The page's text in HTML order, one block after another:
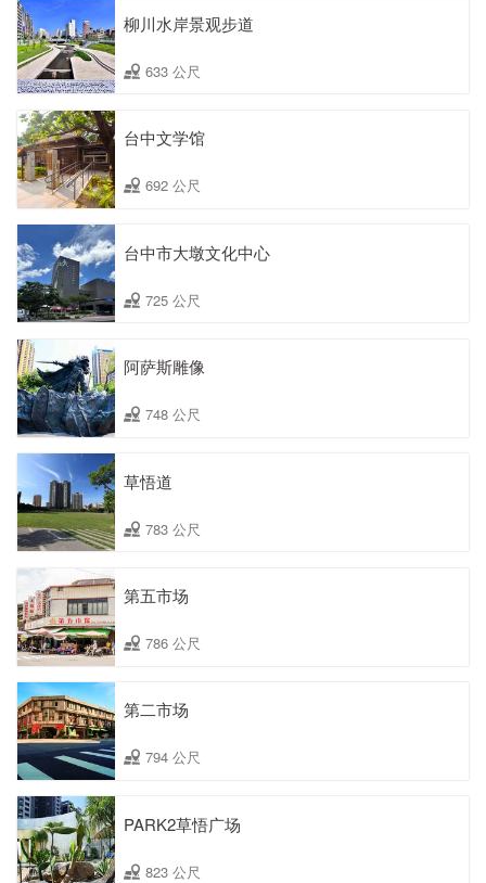
柳川水岸景观步道
633 公尺
台中文学馆
692 公尺
台中市大墩文化中心
725 公尺
阿萨斯雕像
748 公尺
草悟道
783 公尺
第五市场
786 公尺
第二市场
794 公尺
PARK2草悟广场
823 公尺